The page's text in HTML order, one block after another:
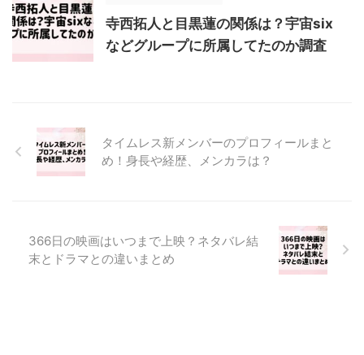
寺西拓人と目黒蓮の関係は？宇宙six
などグループに所属してたのか調査
タイムレス新メンバーのプロフィールまと
め！身長や経歴、メンカラは？
366日の映画はいつまで上映？ネタバレ結
末とドラマとの違いまとめ